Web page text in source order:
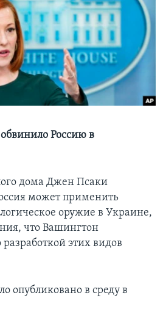
Россию в
дома Джен Псаки
может применить
оружие в Украине,
что Вашингтон
этих видов
опубликовано в среду в